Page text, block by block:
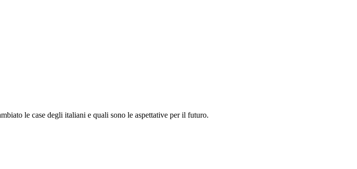
le case degli italiani e quali sono le aspettative per il futuro.